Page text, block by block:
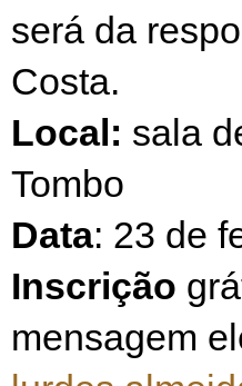
será da
Costa.
Local: sala
Tombo
Data: 23 de
Inscrição
mensagem